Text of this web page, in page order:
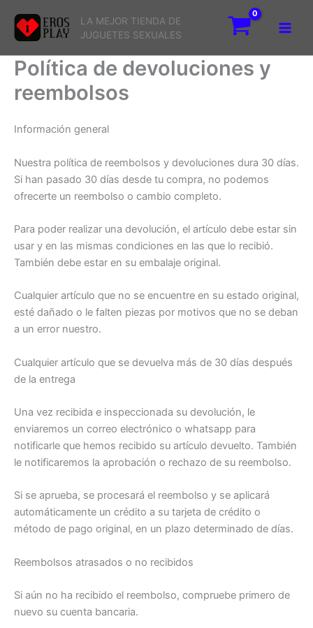
contenido
LA MEJOR TIENDA DE
JUGUETES SEXUALES
Política de devoluciones y
reembolsos
Información general
Nuestra política de reembolsos y devoluciones dura 30 días.
Si han pasado 30 días desde tu compra, no podemos
ofrecerte un reembolso o cambio completo.
Para poder realizar una devolución, el artículo debe estar sin
usar y en las mismas condiciones en las que lo recibió.
También debe estar en su embalaje original.
Cualquier artículo que no se encuentre en su estado original,
esté dañado o le falten piezas por motivos que no se deban
a un error nuestro.
Cualquier artículo que se devuelva más de 30 días después
de la entrega
Una vez recibida e inspeccionada su devolución, le
enviaremos un correo electrónico o whatsapp para
notificarle que hemos recibido su artículo devuelto. También
le notificaremos la aprobación o rechazo de su reembolso.
Si se aprueba, se procesará el reembolso y se aplicará
automáticamente un crédito a su tarjeta de crédito o
método de pago original, en un plazo determinado de días.
Reembolsos atrasados o no recibidos
Si aún no ha recibido el reembolso, compruebe primero de
nuevo su cuenta bancaria.